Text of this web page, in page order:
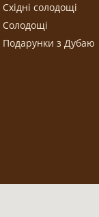
Східні солодощі
Солодощі
Подарунки з Дубаю